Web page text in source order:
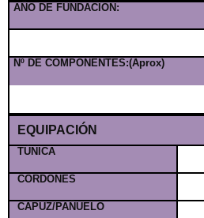
AÑO DE FUNDACION:
Nº DE COMPONENTES:(Aprox)
EQUIPACIÓN
TÚNICA
CORDONES
CAPUZ/PAÑUELO